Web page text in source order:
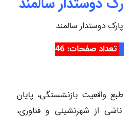
دوستدار سالمند
تعداد صفحات: 46
واقعیت بازنشستگی، پایان
از شهرنشینی و فناوری،